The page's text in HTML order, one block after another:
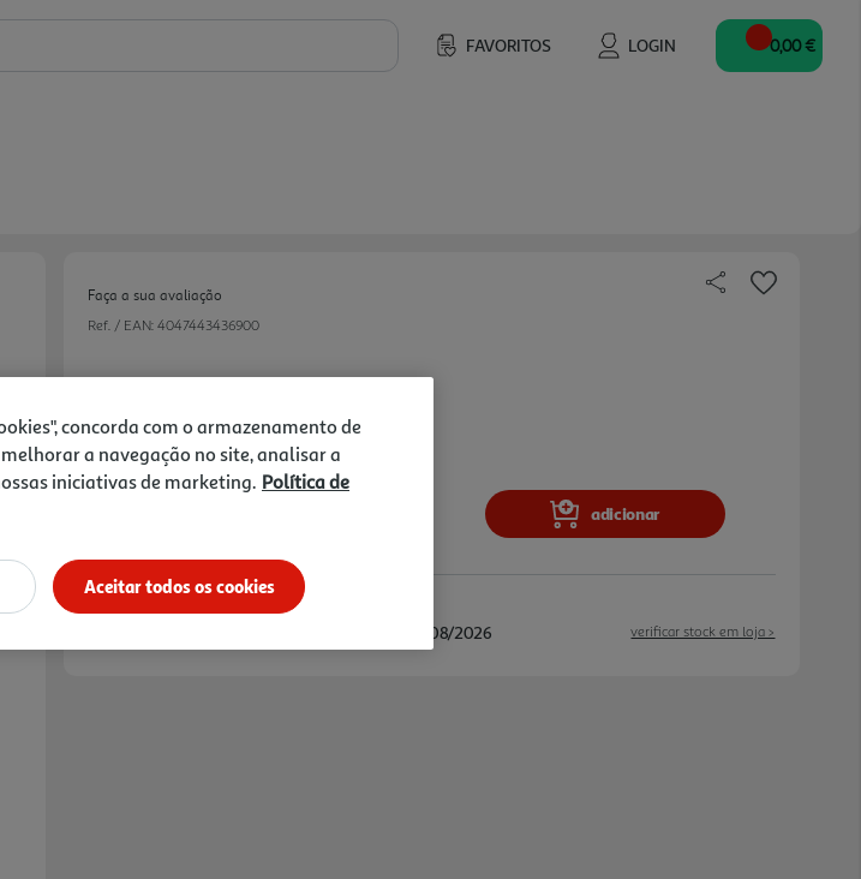
FAVORITOS LOGIN 0,00 €
Next
Faça a sua avaliação
Ref. / EAN: 4047443436900
12,39 €
adicionar
verificar stock em loja >
13/08/2026 e 14/08/2026
concorda com o armazenamento de
a navegação no site, analisar a
iniciativas de marketing. Política de
Aceitar todos os cookies